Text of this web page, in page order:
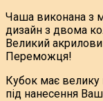
Чаша виконана з
дизайн з двома
Великий
Переможця!
Кубок має
під нанесення